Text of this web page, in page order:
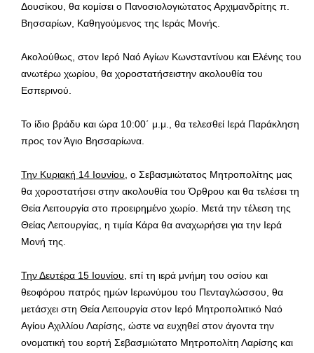
Δουσίκου, θα κομίσει ο Πανοσιολογιώτατος Αρχιμανδρίτης π.
Βησσαρίων, Καθηγούμενος της Ιεράς Μονής.
Ακολούθως, στον Ιερό Ναό Αγίων Κωνσταντίνου και Ελένης του
ανωτέρω χωρίου, θα χοροστατήσειστην ακολουθία του
Εσπερινού.
Το ίδιο βράδυ και ώρα 10:00΄ μ.μ., θα τελεσθεί Ιερά Παράκληση
προς τον Άγιο Βησσαρίωνα.
Την Κυριακή 14 Ιουνίου, ο Σεβασμιώτατος Μητροπολίτης μας
θα χοροστατήσει στην ακολουθία του Όρθρου και θα τελέσει τη
Θεία Λειτουργία στο προειρημένο χωρίο. Μετά την τέλεση της
Θείας Λειτουργίας, η τιμία Κάρα θα αναχωρήσει για την Ιερά
Μονή της.
Την Δευτέρα 15 Ιουνίου, επί τη ιερά μνήμη του οσίου και
θεοφόρου πατρός ημών Ιερωνύμου του Πενταγλώσσου, θα
μετάσχει στη Θεία Λειτουργία στον Ιερό Μητροπολιτικό Ναό
Αγίου Αχιλλίου Λαρίσης, ώστε να ευχηθεί στον άγοντα την
ονοματική του εορτή Σεβασμιώτατο Μητροπολίτη Λαρίσης και